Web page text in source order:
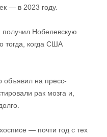
— в 2023 году.
получил Нобелевскую
тогда, когда США
объявил на пресс-
рак мозга и,
— почти год с тех